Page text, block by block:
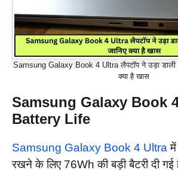
Samsung Galaxy Book 4 Ultra लैपटॉप ने उड़ा डाली
क्या है खास
Samsung Galaxy Book
Battery Life
Samsung Galaxy Book 4 Ultraमें
रखने के लिए 76Wh की बड़ी बैटरी दी